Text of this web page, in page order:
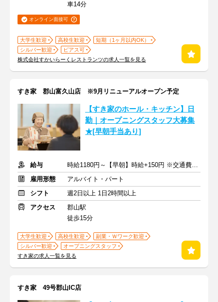
車14分
オンライン面接可
大学生歓迎 高校生歓迎
短期（1ヶ月以内OK）
シルバー歓迎
ピアス可
株式会社すかいらーくレストランツの求人一覧を見る
すき家 郡山富久山店 ※9月リニューアルオープン予定
【すき家のホール・キッチン】日
勤｜オープニングスタッフ大募集
★[早朝手当あり]
給与
時給1180円～【早朝】時給+150円 ※交通費支給
雇用形態
アルバイト・パート
シフト
週2日以上 1日2時間以上
アクセス
郡山駅
徒歩15分
大学生歓迎 高校生歓迎
副業・Ｗワーク歓迎
シルバー歓迎
オープニングスタッフ
すき家の求人一覧を見る
すき家 49号郡山IC店